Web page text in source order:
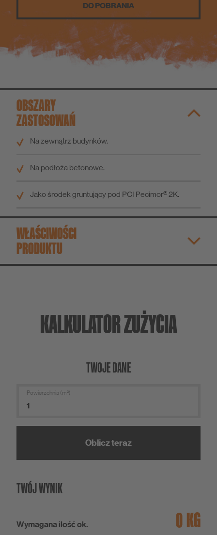
DO POBRANIA
OBSZARY
ZASTOSOWAŃ
Na zewnątrz budynków.
Na podłoża betonowe.
Jako środek gruntujący pod PCI Pecimor® 2K.
WŁAŚCIWOŚCI
PRODUKTU
KALKULATOR ZUŻYCIA
TWOJE DANE
Powierzchnia (m²)
Oblicz teraz
TWÓJ WYNIK
Wymagana ilość ok. KG